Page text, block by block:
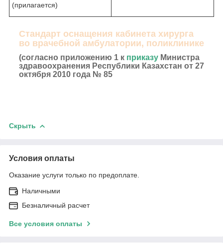
Стандарт оснащения кабинета хирурга
во врачебной амбулатории, поликлинике
(согласно приложению 1 к приказу Министра
здравоохранения Республики Казахстан от 27
октября 2010 года № 85
(прилагается)
Скрыть
Условия оплаты
Оказание услуги только по предоплате.
Наличными
Безналичный расчет
Все условия оплаты